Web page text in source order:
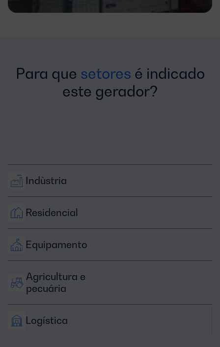
Para que setores é indicado
este gerador?
Indùstria
Residencial
Equipamento
Agricultura e
pecuária
Logística